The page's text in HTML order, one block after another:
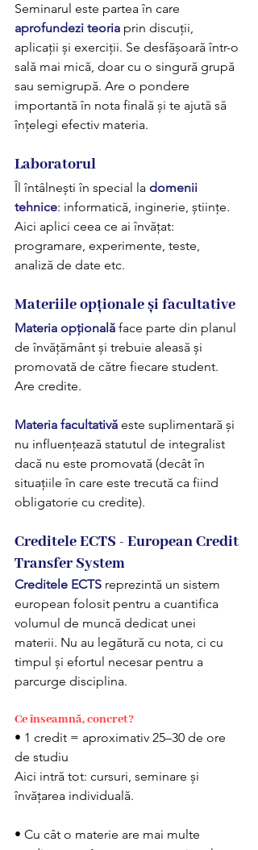
Seminarul este partea în care
aprofundezi teoria prin discuții,
aplicații și exerciții. Se desfășoară într-o
sală mai mică, doar cu o singură grupă
sau semigrupă. Are o pondere
importantă în nota finală și te ajută să
înțelegi efectiv materia.
Laboratorul
Îl întâlnești în special la domenii
tehnice: informatică, inginerie, științe.
Aici aplici ceea ce ai învățat:
programare, experimente, teste,
analiză de date etc.
Materiile opționale și facultative
Materia opțională face parte din planul
de învățământ și trebuie aleasă și
promovată de către fiecare student.
Are credite.
Materia facultativă este suplimentară și
nu influențează statutul de integralist
dacă nu este promovată (decât în
situațiile în care este trecută ca fiind
obligatorie cu credite).
Creditele ECTS - European Credit
Transfer System
Creditele ECTS reprezintă un sistem
european folosit pentru a cuantifica
volumul de muncă dedicat unei
materii. Nu au legătură cu nota, ci cu
timpul și efortul necesar pentru a
parcurge disciplina.
Ce înseamnă, concret?
• 1 credit = aproximativ 25–30 de ore
de studiu
Aici intră tot: cursuri, seminare și
învățarea individuală.
• Cu cât o materie are mai multe